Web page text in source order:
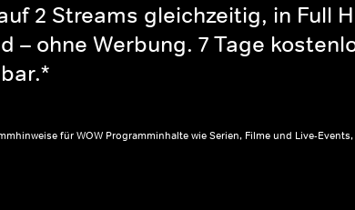
2 Streams gleichzeitig, in Full
– ohne Werbung. 7 Tage
für WOW Programminhalte wie Serien, Filme und Live-